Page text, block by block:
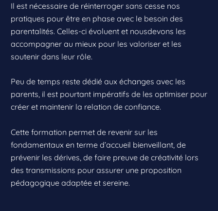
Il est nécessaire de réinterroger sans cesse nos
pratiques pour être en phase avec le besoin des
parentalités. Celles-ci évoluent et nousdevons les
accompagner au mieux pour les valoriser et les
soutenir dans leur rôle.
Peu de temps reste dédié aux échanges avec les
parents, il est pourtant impératifs de les optimiser pour
créer et maintenir la relation de confiance.
Cette formation permet de revenir sur les
fondamentaux en terme d’accueil bienveillant, de
prévenir les dérives, de faire preuve de créativité lors
des transmissions pour assurer une proposition
pédagogique adaptée et sereine.